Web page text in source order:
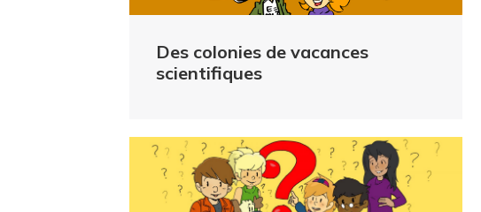
Des colonies de vacances
scientifiques